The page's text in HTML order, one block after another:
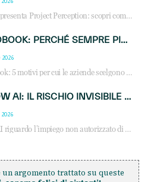
Microsoft presenta Project Perception: scopri come gli agenti AI possono trasformare cybersecurity, SOC e servizi gestiti degli MSP.
HP PROBOOK: PERCHÉ SEMPRE PIÙ AZIENDE SCELGONO NOTEBOOK PROGETTATI PER IL LAVORO MODERNO
HP ProBook: 5 motivi per cui le aziende scelgono i notebook business HP per migliorare produttività, sicurezza e gestione dell’AI.
SHADOW AI: IL RISCHIO INVISIBILE CHE LE AZIENDE POSSONO GOVERNARE
Shadow AI riguardo l’impiego non autorizzato di sistemi AI all’interno dell’azienda. E’ una pratica che si diffonde a partire dai dipendenti fino ai dirigenti e mette a repentaglio la cybersecurity, con costi più elevati per le organizzazioni. Due recenti report illustrano il fenomeno e forniscono dati in merito
argomento trattato su queste